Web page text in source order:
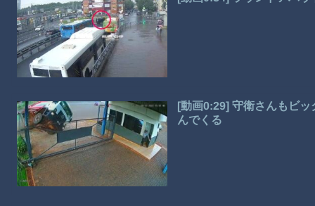
[動画0:29] 守衛さんもビ
んでくる